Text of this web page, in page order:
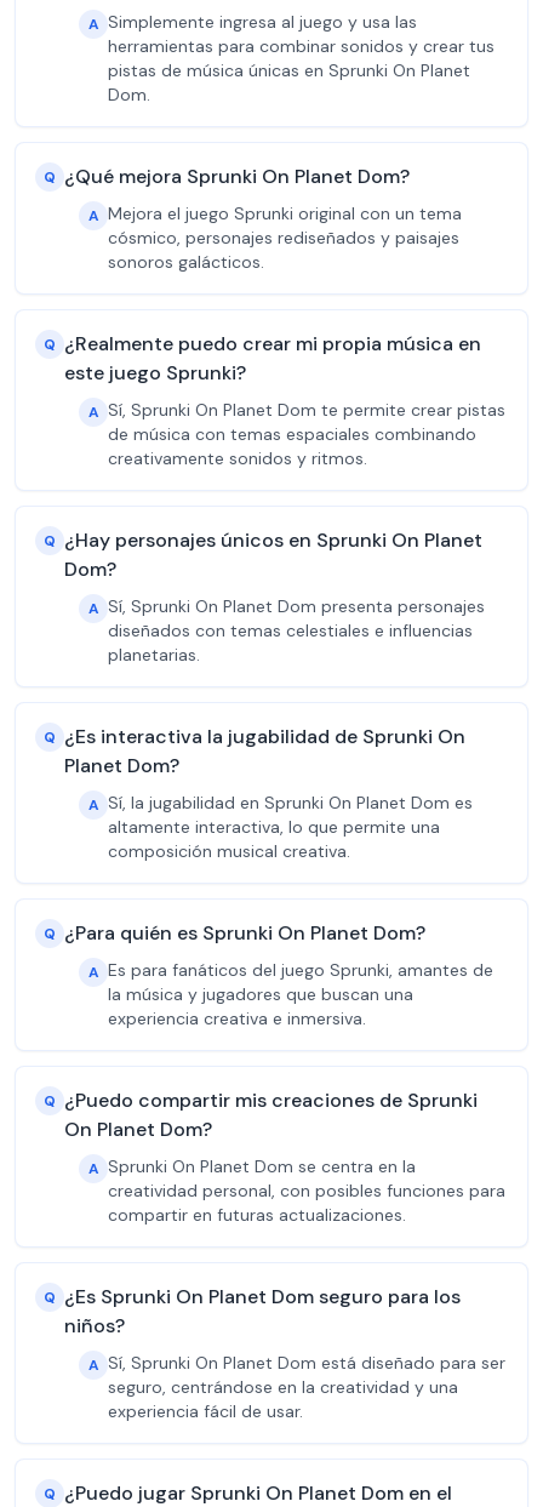
A Simplemente ingresa al juego y usa las
herramientas para combinar sonidos y crear tus
pistas de música únicas en Sprunki On Planet
Dom.
Q ¿Qué mejora Sprunki On Planet Dom?
A Mejora el juego Sprunki original con un tema
cósmico, personajes rediseñados y paisajes
sonoros galácticos.
Q ¿Realmente puedo crear mi propia música en
este juego Sprunki?
A Sí, Sprunki On Planet Dom te permite crear pistas
de música con temas espaciales combinando
creativamente sonidos y ritmos.
Q ¿Hay personajes únicos en Sprunki On Planet
Dom?
A Sí, Sprunki On Planet Dom presenta personajes
diseñados con temas celestiales e influencias
planetarias.
Q ¿Es interactiva la jugabilidad de Sprunki On
Planet Dom?
A Sí, la jugabilidad en Sprunki On Planet Dom es
altamente interactiva, lo que permite una
composición musical creativa.
Q ¿Para quién es Sprunki On Planet Dom?
A Es para fanáticos del juego Sprunki, amantes de
la música y jugadores que buscan una
experiencia creativa e inmersiva.
Q ¿Puedo compartir mis creaciones de Sprunki
On Planet Dom?
A Sprunki On Planet Dom se centra en la
creatividad personal, con posibles funciones para
compartir en futuras actualizaciones.
Q ¿Es Sprunki On Planet Dom seguro para los
niños?
A Sí, Sprunki On Planet Dom está diseñado para ser
seguro, centrándose en la creatividad y una
experiencia fácil de usar.
Q ¿Puedo jugar Sprunki On Planet Dom en el